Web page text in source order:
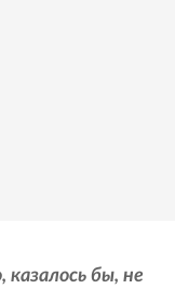
казалось бы, не